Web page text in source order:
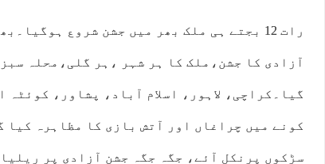
رات 12 بجتے ہی ملک بھر میں جشن شروع
آزادی کا جشن،ملک کا ہر شہر ،ہر گلی،محلہ
گیا۔کراچی، لاہور، اسلام آباد، پشاور،
کونے میں چراغاں اور آتش بازی کا مظاہرہ کیا
سڑکوں پرنکل آئے، جگہ جگہ جشن آزادی پر